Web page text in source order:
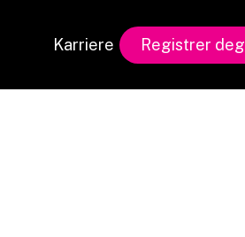
Karriere Registrer deg